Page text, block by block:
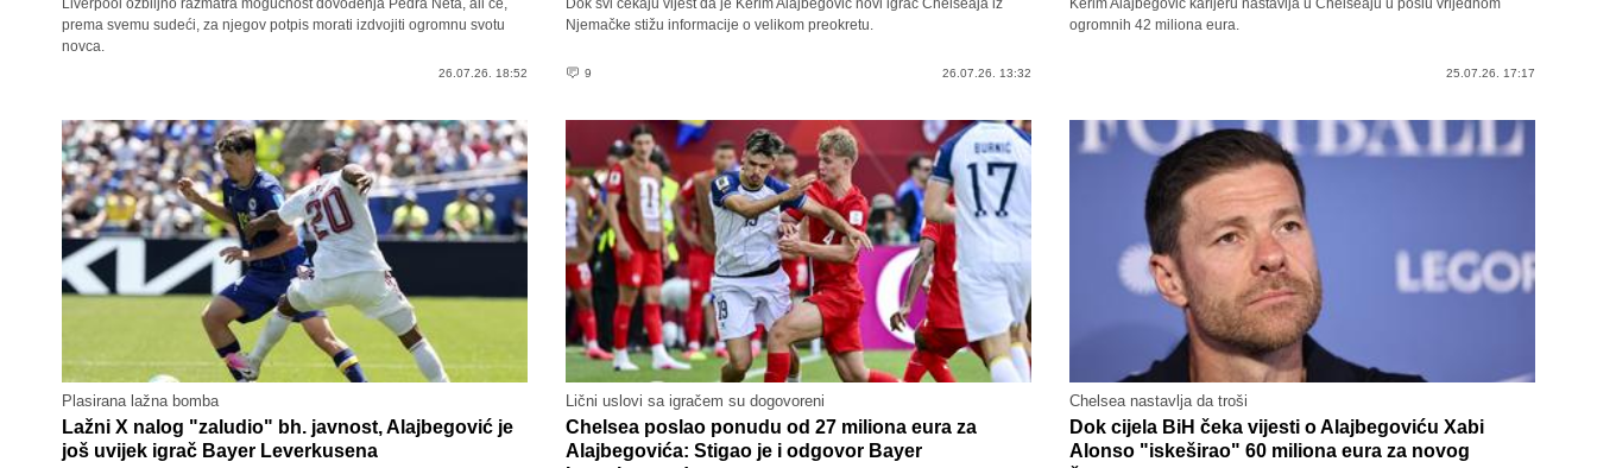
Liverpool ozbiljno razmatra mogućnost dovođenja Pedra Neta, ali će,
prema svemu sudeći, za njegov potpis morati izdvojiti ogromnu svotu
novca.
26.07.26. 18:52
Dok svi čekaju vijest da je Kerim Alajbegović novi igrač Chelseaja iz
Njemačke stižu informacije o velikom preokretu.
9 26.07.26. 13:32
Kerim Alajbegović karijeru nastavlja u Chelseaju u poslu vrijednom
ogromnih 42 miliona eura.
25.07.26. 17:17
Plasirana lažna bomba
Lažni X nalog "zaludio" bh. javnost, Alajbegović je
još uvijek igrač Bayer Leverkusena
Lični uslovi sa igračem su dogovoreni
Chelsea poslao ponudu od 27 miliona eura za
Alajbegovića: Stigao je i odgovor Bayer
Chelsea nastavlja da troši
Dok cijela BiH čeka vijesti o Alajbegoviću Xabi
Alonso "iskeširao" 60 miliona eura za novog